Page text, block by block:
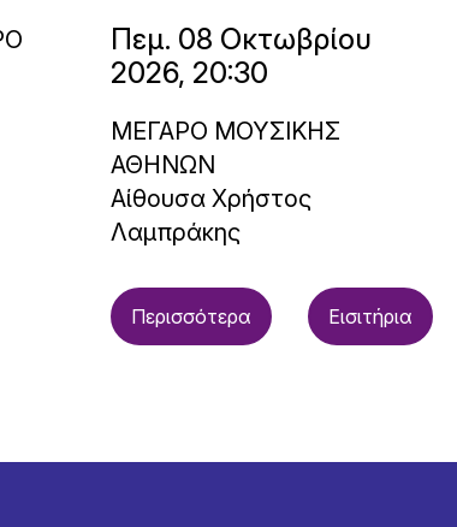
Πεμ. 08 Οκτωβρίου
2026, 20:30
ΜΕΓΑΡΟ ΜΟΥΣΙΚΗΣ
ΑΘΗΝΩΝ
Αίθουσα Χρήστος
Λαμπράκης
Περισσότερα Εισιτήρια